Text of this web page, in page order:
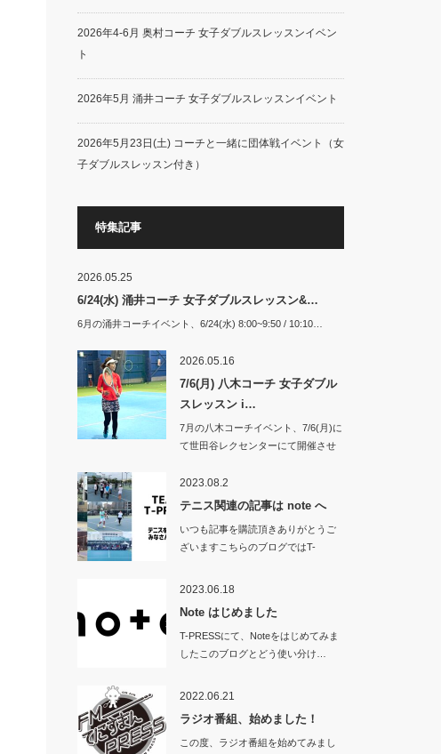
2026年4-6月 奥村コーチ 女子ダブルスレッスンイベン
ト
2026年5月 涌井コーチ 女子ダブルスレッスンイベント
2026年5月23日(土) コーチと一緒に団体戦イベント（女
子ダブルスレッスン付き）
特集記事
2026.05.25
6/24(水) 涌井コーチ 女子ダブルスレッスン&…
6月の涌井コーチイベント、6/24(水) 8:00~9:50 / 10:10…
2026.05.16
7/6(月) 八木コーチ 女子ダブル
スレッスン i…
7月の八木コーチイベント、7/6(月)に
て世田谷レクセンターにて開催させ
2023.08.2
テニス関連の記事は note へ
いつも記事を購読頂きありがとうご
ざいますこちらのブログではT-
2023.06.18
Note はじめました
T-PRESSにて、Noteをはじめてみま
したこのブログとどう使い分け…
2022.06.21
ラジオ番組、始めました！
この度、ラジオ番組を始めてみまし